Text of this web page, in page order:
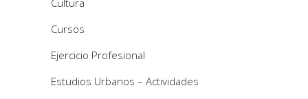
Cursos
Ejercicio Profesional
Estudios Urbanos – Actividades